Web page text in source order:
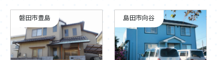
磐田市豊島 島田市向谷